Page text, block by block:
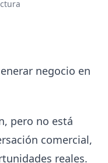
negocio en
pero no está
comercial,
reales.